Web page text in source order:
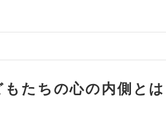
たちの心の内側とは